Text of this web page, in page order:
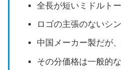
全長が短いミドルト
ロゴの主張のないシ
中国メーカー製だが
その分価格は一般的